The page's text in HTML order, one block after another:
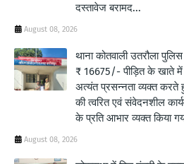
दस्तावेज बरामद...
August 08, 2026
थाना कोतवाली उतरौला
₹ 16675/- पीड़ित के खाते में
अत्यंत प्रसन्नता व्यक्त करते
की त्वरित एवं संवेदनशील
के प्रति आभार व्यक्त किया
August 08, 2026